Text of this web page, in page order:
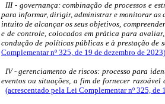
III - governança: combinação de processos e
para informar, dirigir, administrar e monitorar as
intuito de alcançar os seus objetivos,
e de controle, colocados em prática para
condução de políticas públicas e à prestação de
Complementar nº 325, de 19 de dezembro de 2023)
IV - gerenciamento de riscos: processo para
eventos ou situações, a fim de fornecer
(acrescentado pela Lei Complementar nº 325, de